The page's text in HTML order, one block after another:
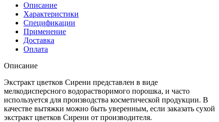
Описание
Характеристики
Спецификации
Применение
Доставка
Оплата
Описание
Экстракт цветков Сирени представлен в виде
мелкодисперсного водорастворимого порошка, и часто
используется для производства косметической продукции. В
качестве вытяжки можно быть уверенным, если заказать сухой
экстракт цветков Сирени от производителя.